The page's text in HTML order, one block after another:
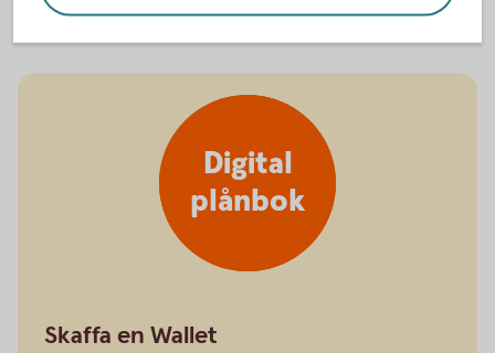
Digital
plånbok
Skaffa en Wallet